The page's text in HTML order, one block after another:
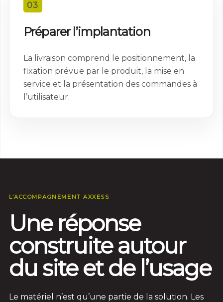
03
Préparer l’implantation
La livraison comprend le positionnement, la
fixation prévue par le produit, la mise en
service et la présentation des commandes à
l’utilisateur.
L’ACCOMPAGNEMENT AXXESS
Une réponse
construite autour
du site et de l’usage
Le matériel n’est qu’une partie de la solution. Les